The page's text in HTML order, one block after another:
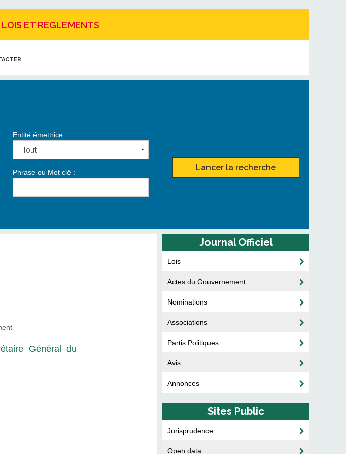
ET REGLEMENTS
Entité émettrice
Phrase ou Mot clé :
Lancer la recherche
Général du
Journal Officiel
Lois
Actes du Gouvernement
Nominations
Associations
Partis Politiques
Avis
Annonces
Sites Public
Jurisprudence
Open data